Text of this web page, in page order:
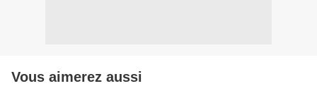
Vous aimerez aussi